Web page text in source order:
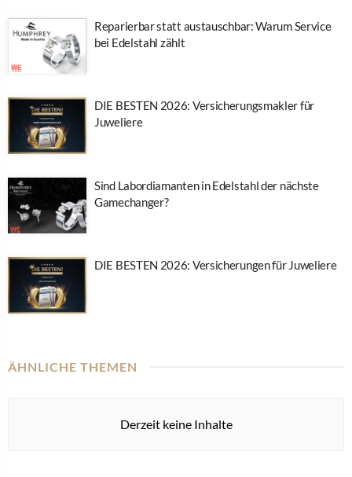
Reparierbar statt austauschbar: Warum Service
bei Edelstahl zählt
DIE BESTEN 2026: Versicherungsmakler für
Juweliere
Sind Labordiamanten in Edelstahl der nächste
Gamechanger?
DIE BESTEN 2026: Versicherungen für Juweliere
ÄHNLICHE THEMEN
Derzeit keine Inhalte